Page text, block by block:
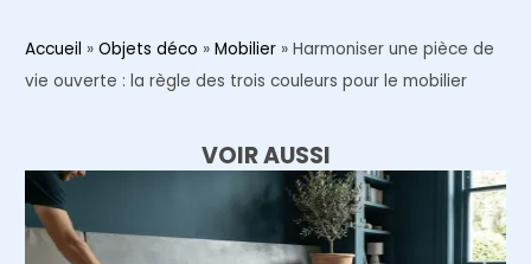
Accueil » Objets déco » Mobilier » Harmoniser une pièce de
vie ouverte : la règle des trois couleurs pour le mobilier
VOIR AUSSI